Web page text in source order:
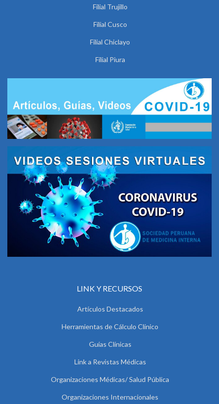
Filial Trujillo
Filial Cusco
Filial Chiclayo
Filial Piura
LINK Y RECURSOS
Artículos Destacados
Herramientas de Cálculo Clínico
Guías Clínicas
Link a Revistas Médicas
Organizaciones Médicas/ Salud Pública
Organizaciones Internacionales